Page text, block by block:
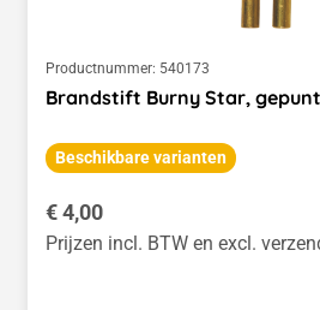
Productnummer: 540173
Brandstift Burny Star, gepunt
Beschikbare varianten
Normale prijs:
€ 4,00
Prijzen incl. BTW en excl.